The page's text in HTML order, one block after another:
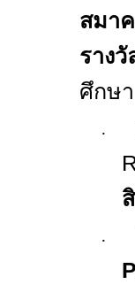
สมา
รางวั
ศึกษา
·
·